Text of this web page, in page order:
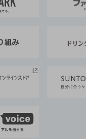
バーズ大阪
えるサステナビリテ